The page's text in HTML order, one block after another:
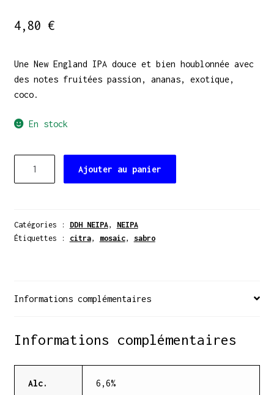
4,80 €
Une New England IPA douce et bien houblonnée avec
des notes fruitées passion, ananas, exotique,
coco.
En stock
DDH
NEIPA
Ajouter au panier
Catégories : DDH NEIPA, NEIPA
Étiquettes : citra, mosaic, sabro
Informations complémentaires
Informations complémentaires
Alc. 6,6%